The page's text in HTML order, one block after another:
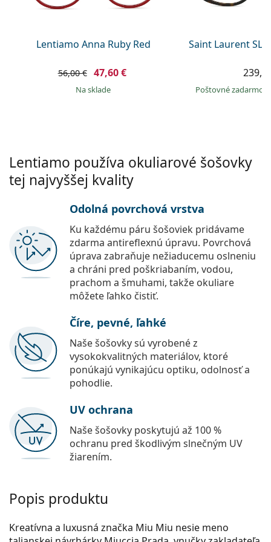
Persol
Lentiamo Anna Ruby Red
56,00 € 47,60 €
na sklade
Saint Laurent SL
Poštovné zadarmo
Lentiamo používa okuliarové šošovky
tej najvyššej kvality
Odolná povrchová vrstva
Ku každému páru šošoviek pridávame
zdarma antireflexnú úpravu. Povrchová
úprava zabraňuje nežiaducemu oslneniu
a chráni pred poškriabaním, vodou,
prachom a šmuhami, takže okuliare
môžete ľahko čistiť.
Číre, pevné, ľahké
Naše šošovky sú vyrobené z
vysokokvalitných materiálov, ktoré
ponúkajú vynikajúcu optiku, odolnosť a
pohodlie.
UV ochrana
Naše šošovky poskytujú až 100 %
ochranu pred škodlivým slnečným UV
žiarením.
Popis produktu
Kreatívna a luxusná značka Miu Miu nesie meno